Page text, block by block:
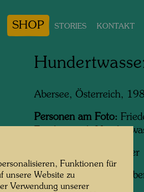
SHOP STORIES KONTAKT
Abersee, Österreich,
Personen am Foto:
Friedensreich
Udo Schreiber
Copyright: Udo
Funktionen für
unsere Website zu
Verwendung unserer